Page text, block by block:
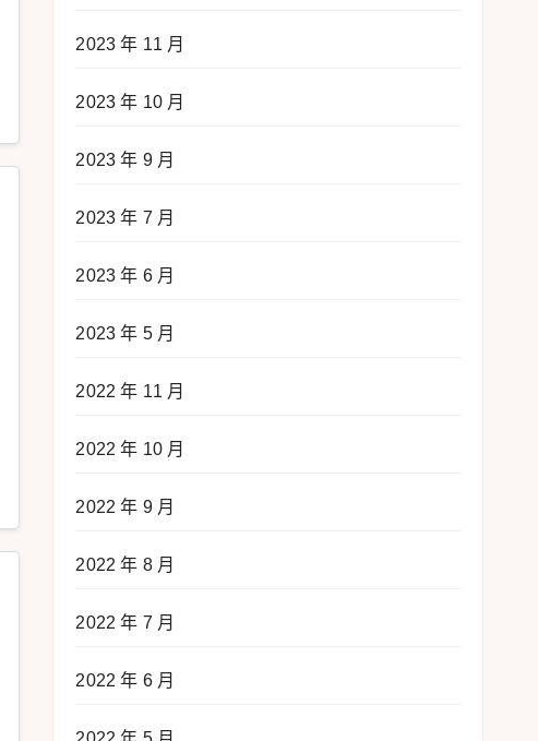
2023 年 11 月
2023 年 10 月
2023 年 9 月
2023 年 7 月
2023 年 6 月
2023 年 5 月
2022 年 11 月
2022 年 10 月
2022 年 9 月
2022 年 8 月
2022 年 7 月
2022 年 6 月